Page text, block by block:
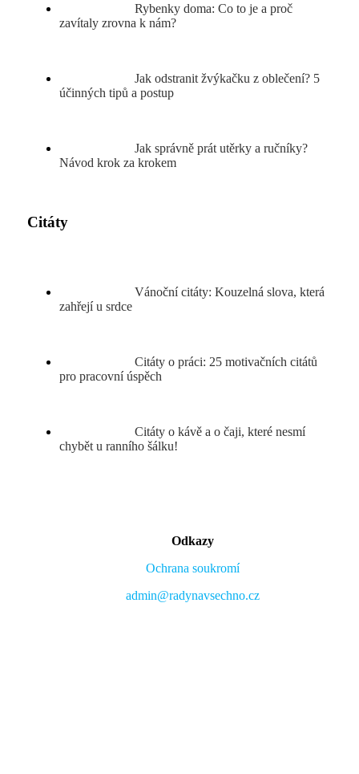
Rybenky doma: Co to je a proč
zavítaly zrovna k nám?
Jak odstranit žvýkačku z oblečení? 5
účinných tipů a postup
Jak správně prát utěrky a ručníky?
Návod krok za krokem
Citáty
Vánoční citáty: Kouzelná slova, která
zahřejí u srdce
Citáty o práci: 25 motivačních citátů
pro pracovní úspěch
Citáty o kávě a o čaji, které nesmí
chybět u ranního šálku!
Odkazy
Ochrana soukromí
admin@radynavsechno.cz